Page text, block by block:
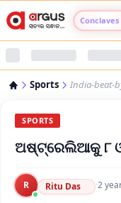
Conclaves
Sports India-beat-
SPORTS
ଅଷ୍ଟ୍ରେଲିଆକୁ ୮
R Ritu Das ·2